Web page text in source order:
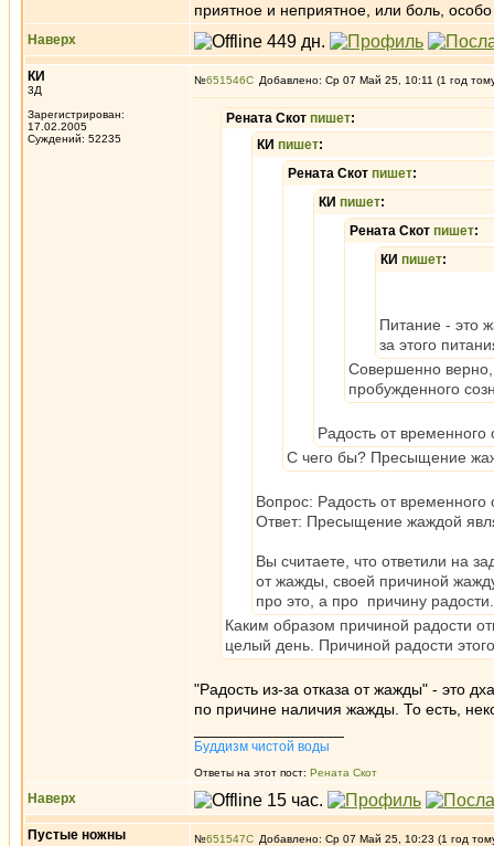
приятное и неприятное, или боль,
Наверх
КИ
3Д
Зарегистрирован:
17.02.2005
Суждений: 52235
№651546 Добавлено: Ср 07 Май 25, 10:11 (1 год
Рената Скот пишет:
КИ пишет:
Рената Скот пишет:
КИ пишет:
Рената Скот пишет:
КИ пишет:
Питание - это
за этого
Совершенно
пробужденного
Радость от
С чего бы? Пресыщение
Вопрос: Радость от
Ответ: Пресыщение жаждой
Вы считаете, что ответили на
от жажды, своей причиной
про это, а про причину радости.
Каким образом причиной радости
целый день. Причиной радости
"Радость из-за отказа от жажды" - это
по причине наличия жажды. То есть,
Буддизм чистой воды
Ответы на этот пост: Рената Скот
Наверх
Пустые ножны №651547 Добавлено: Ср 07 Май 25, 10:23 (1 год